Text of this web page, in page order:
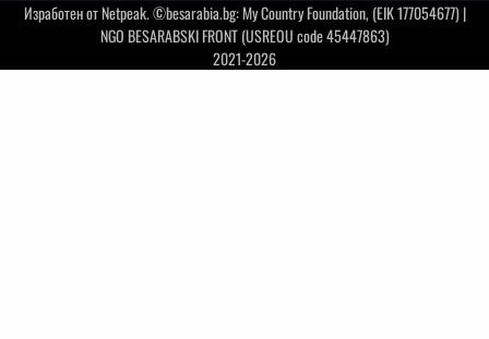
Изработен отNetpeak. ©besarabia.bg: My Country Foundation, (EIK 177054677) |
NGO BESARABSKI FRONT (USREOU code 45447863)
2021-2026